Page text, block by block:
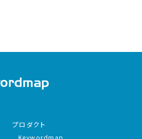
プロダクト
Keywordmap